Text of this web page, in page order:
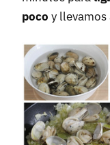
poco y llevamos